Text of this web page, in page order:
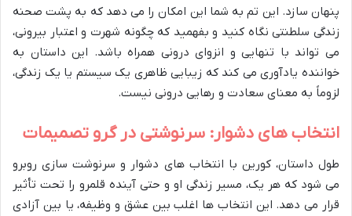
پنهان سازد. این تم به شما این امکان را می دهد که به پشت صحنه
زندگی سلطنتی نگاه کنید و بفهمید که چگونه شهرت و اعتبار بیرونی،
می تواند با تنهایی و انزوای درونی همراه باشد. این داستان به
خواننده یادآوری می کند که زیبایی ظاهری یک سیستم یا یک زندگی،
لزوماً به معنای سعادت و رهایی درونی نیست.
انتخاب های دشوار: سرنوشتی در گرو تصمیمات
طول داستان، کورین با انتخاب های دشوار و سرنوشت سازی روبرو
می شود که هر یک، مسیر زندگی او و حتی آینده قلمرو را تحت تأثیر
قرار می دهد. این انتخاب ها اغلب بین عشق و وظیفه، یا بین آزادی